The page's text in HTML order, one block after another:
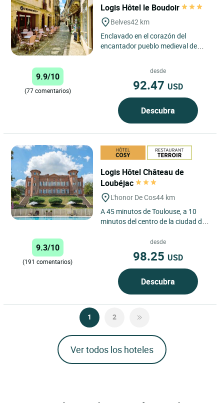
Logis Hôtel le Boudoir
Belves42 km
Enclavado en el corazón del
encantador pueblo medieval de
9.9/10
(77 comentarios)
desde
92.47 USD
Descubra
Logis Hôtel Château de
Loubéjac
L'honor De Cos44 km
A 45 minutos de Toulouse, a 10
minutos del centro de la ciudad de
parque de 9 hectáreas,...
9.3/10
(191 comentarios)
desde
98.25 USD
Descubra
1 2
Ver todos los hoteles